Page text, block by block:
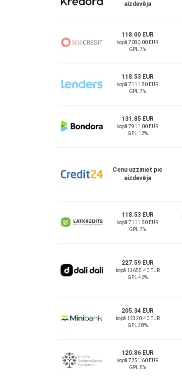
aizdevēja
118.00 EUR
kopā 7080.00 EUR
GPL 7%
118.53 EUR
kopā 7111.80 EUR
GPL 7%
131.85 EUR
kopā 7911.00 EUR
GPL 12%
Cenu uzziniet pie
aizdevēja
118.53 EUR
kopā 7111.80 EUR
GPL 7%
227.59 EUR
kopā 13655.40 EUR
GPL 46%
205.34 EUR
kopā 12320.40 EUR
GPL 38%
120.86 EUR
kopā 7251.60 EUR
GPL 8%